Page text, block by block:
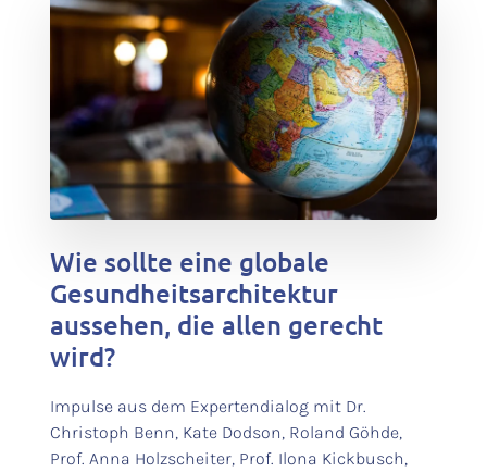
test
Wie sollte eine globale
Gesundheitsarchitektur
aussehen, die allen gerecht
wird?
Impulse aus dem Expertendialog mit Dr.
Christoph Benn, Kate Dodson, Roland Göhde,
Prof. Anna Holzscheiter, Prof. Ilona Kickbusch,